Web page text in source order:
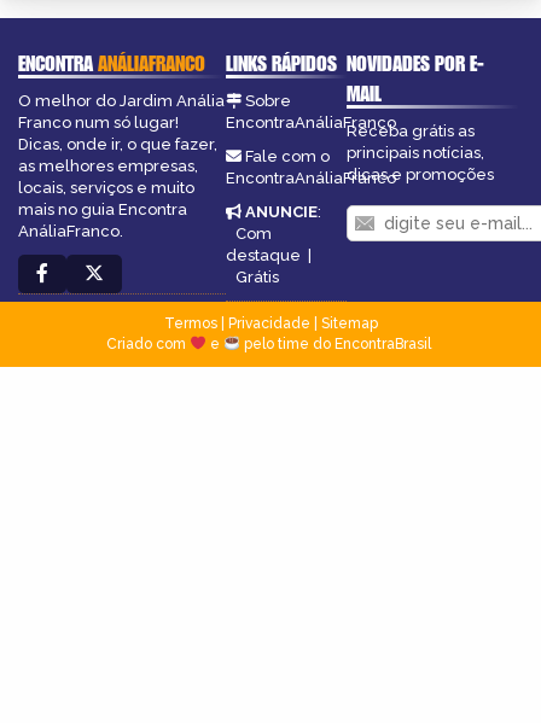
ENCONTRAANÁLIAFRANCO
O melhor do Jardim Anália
Franco num só lugar!
Dicas, onde ir, o que fazer,
as melhores empresas,
locais, serviços e muito
mais no guia Encontra
AnáliaFranco.
LINKS RÁPIDOS
Sobre
EncontraAnáliaFranco
Fale com o
EncontraAnáliaFranco
ANUNCIE:
Com
destaque |
Grátis
NOVIDADES POR E-
MAIL
Receba grátis as
principais notícias,
dicas e promoções
Termos| Privacidade
Sitemap
Criado com
e pelo time do EncontraBrasil